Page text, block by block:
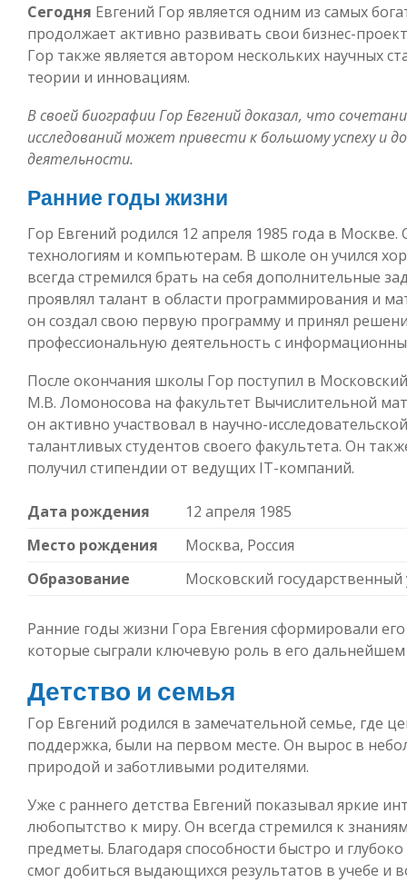
Сегодня Евгений Гор является одним из самых
продолжает активно развивать свои бизнес-
Гор также является автором нескольких научных
теории и инновациям.
В своей биографии Гор Евгений доказал, что
исследований может привести к большому успеху и
деятельности.
Ранние годы жизни
Гор Евгений родился 12 апреля 1985 года в Москве.
технологиям и компьютерам. В школе он учился
всегда стремился брать на себя дополнительные
проявлял талант в области программирования и
он создал свою первую программу и принял
профессиональную деятельность с
После окончания школы Гор поступил в
М.В. Ломоносова на факультет Вычислительной
он активно участвовал в научно-
талантливых студентов своего факультета. Он
получил стипендии от ведущих IT-компаний.
Дата рождения
12 апреля 1985
Место рождения
Москва, Россия
Образование
Московский
Ранние годы жизни Гора Евгения сформировали
которые сыграли ключевую роль в его дальнейшем
Детство и семья
Гор Евгений родился в замечательной семье, где
поддержка, были на первом месте. Он вырос в
природой и заботливыми родителями.
Уже с раннего детства Евгений показывал яркие
любопытство к миру. Он всегда стремился к
предметы. Благодаря способности быстро и
смог добиться выдающихся результатов в учебе и